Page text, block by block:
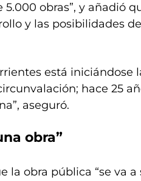
obras”, y añadió
y las posibilidades
está iniciándose
hace 25
aseguró.
obra”
la obra pública “se va